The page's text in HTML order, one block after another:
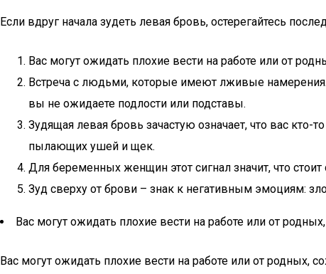
Если вдруг начала зудеть левая бровь, остерегайтесь
Вас могут ожидать плохие вести на работе или от
Встреча с людьми, которые имеют лживые
вы не ожидаете подлости или подставы.
Зудящая левая бровь зачастую означает, что вас кто-
пылающих ушей и щек.
Для беременных женщин этот сигнал значит, что
Зуд сверху от брови – знак к негативным эмоциям:
Вас могут ожидать плохие вести на работе или от
Вас могут ожидать плохие вести на работе или от родных,